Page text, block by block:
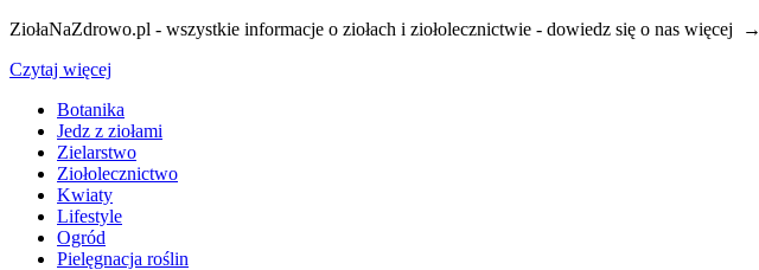
ZiołaNaZdrowo.pl - wszystkie informacje o ziołach i ziołolecznictwie - dowiedz się o nas więcej →
Czytaj więcej
Botanika
Jedz z ziołami
Zielarstwo
Ziołolecznictwo
Kwiaty
Lifestyle
Ogród
Pielęgnacja roślin